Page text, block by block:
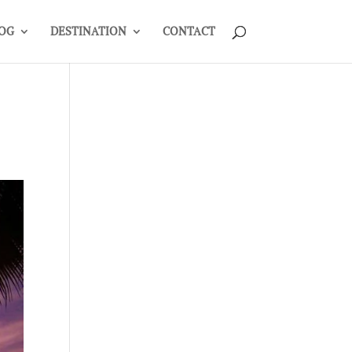
DESTINATION CONTACT